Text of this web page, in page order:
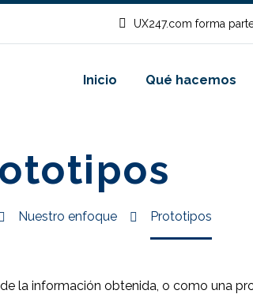
UX247.com forma
Inicio Qué hacemos
Nuestro enfoque Prototipos
la información obtenida, o como una